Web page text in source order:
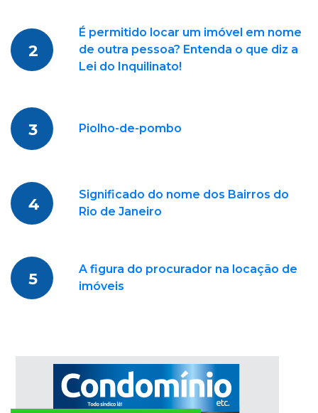
2
É permitido locar um imóvel em nome
de outra pessoa? Entenda o que diz a
Lei do Inquilinato!
3 Piolho-de-pombo
4
Significado do nome dos Bairros do
Rio de Janeiro
5
A figura do procurador na locação de
imóveis